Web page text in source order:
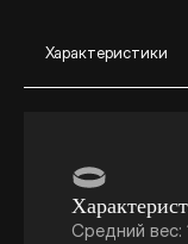
Характеристики
Средний вес: